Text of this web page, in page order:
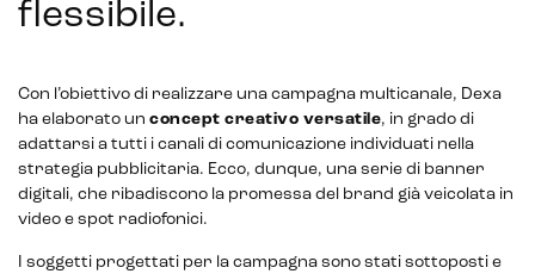
flessibile.
Con l’obiettivo di realizzare una campagna multicanale, Dexa
ha elaborato un concept creativo versatile, in grado di
adattarsi a tutti i canali di comunicazione individuati nella
strategia pubblicitaria. Ecco, dunque, una serie di banner
digitali, che ribadiscono la promessa del brand già veicolata in
video e spot radiofonici.
I soggetti progettati per la campagna sono stati sottoposti e